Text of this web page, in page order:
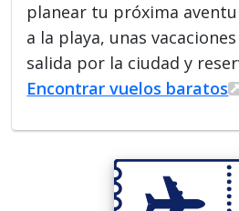
planear tu próxima
a la playa, unas
salida por la ciudad y
Encontrar vuelos baratos